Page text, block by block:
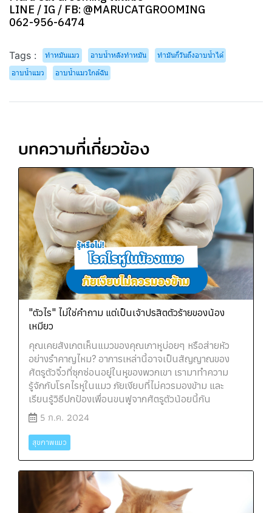
LINE / IG / FB: @MARUCATGROOMING
062-956-6474
Tags : ทำหมันแมว อาบน้ำหลังทำหมัน
ทำมันกี่วันถึงอาบน้ำได้
อาบน้ำแมว
อาบน้ำแมวใกล้ฉัน
บทความที่เกี่ยวข้อง
"ตัวไร" ไม่ใช่คำถาม แต่เป็นเจ้าปรสิตตัวร้ายของน้อง
เหมียว
คุณเคยสังเกตเห็นแมวของคุณเกาหูบ่อยๆ หรือส่ายหัว
อย่างรำคาญไหม? อาการเหล่านี้อาจเป็นสัญญาณของ
ศัตรูตัวจิ๋วที่ซุกซ่อนอยู่ในหูของพวกเขา เรามาทำความ
รู้จักกับโรคไรหูในแมว ภัยเงียบที่ไม่ควรมองข้าม และ
เรียนรู้วิธีปกป้องเพื่อนขนฟูจากศัตรูตัวน้อยนี้กัน
5 ก.ค. 2024
สุขภาพแมว